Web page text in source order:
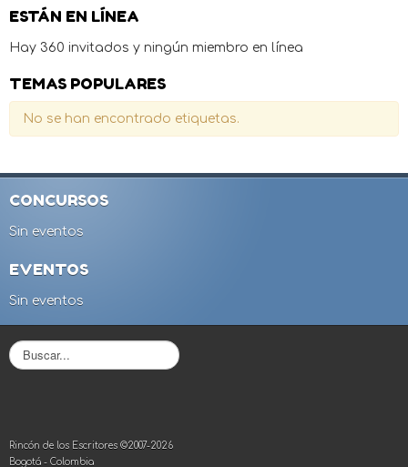
ESTÁN EN LÍNEA
Hay 360 invitados y ningún miembro en línea
TEMAS POPULARES
No se han encontrado etiquetas.
CONCURSOS
Sin eventos
EVENTOS
Sin eventos
B
u
r
.
Rincón de los Escritores ©2007-2026
Bogotá - Colombia